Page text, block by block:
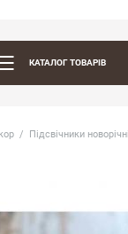
КАТАЛОГ ТОВАРІВ
Пiдсвiчники новорiчнi